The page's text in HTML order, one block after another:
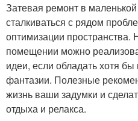
Затевая ремонт в
сталкиваться с рядом
оптимизации
помещении можно
идеи, если обладать хотя
фантазии. Полезные
жизнь ваши задумки и
отдыха и релакса.